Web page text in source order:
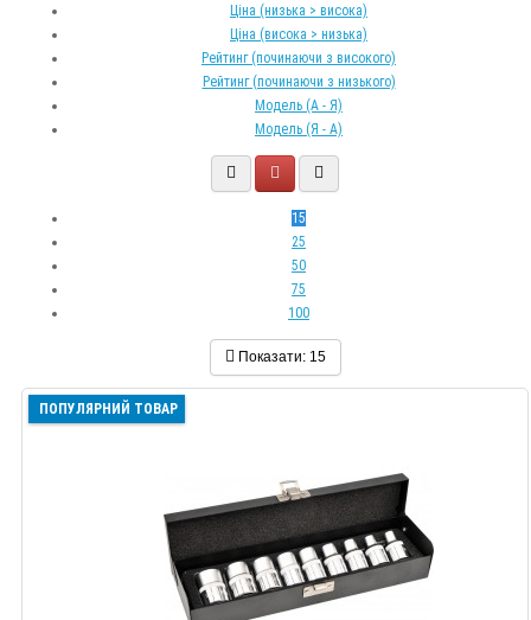
Ціна (низька > висока)
Ціна (висока > низька)
Рейтинг (починаючи з високого)
Рейтинг (починаючи з низького)
Модель (А - Я)
Модель (Я - А)
15
25
50
75
100
Показати: 15
ПОПУЛЯРНИЙ ТОВАР